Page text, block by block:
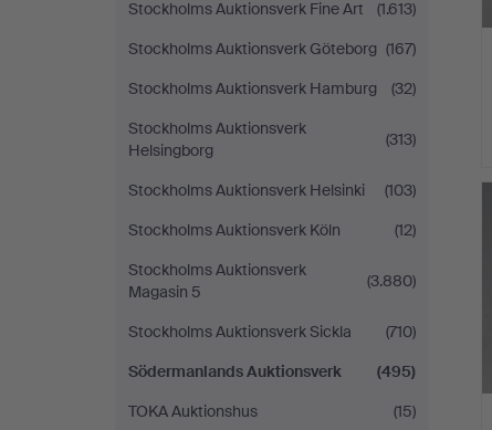
Stockholms Auktionsverk Fine Art
(1.613)
Stockholms Auktionsverk Göteborg (167)
Stockholms Auktionsverk Hamburg
(32)
Stockholms Auktionsverk
Helsingborg
(313)
Stockholms Auktionsverk Helsinki
(103)
Stockholms Auktionsverk Köln
(12)
Stockholms Auktionsverk
Magasin 5
(3.880)
Stockholms Auktionsverk Sickla
(710)
Södermanlands Auktionsverk
(495)
TOKA Auktionshus
(15)